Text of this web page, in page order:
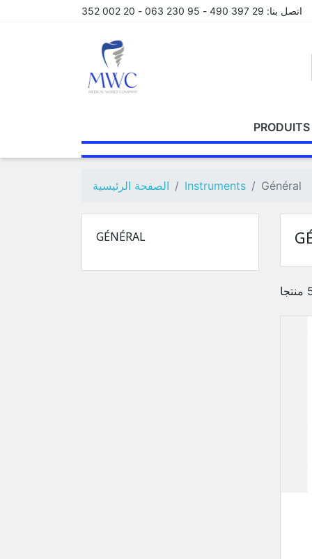
اتصل بنا: 29 397 490 - 95 230 063 - 20 002 352
PRODUITS
PRODUITS
PRODUITS
SCELLEMENT
ORTHODONTIE GÉNÉRAL
CONICAL PLUS LEGACY1 LEGACY3
FAUTEUIL RADIOLOGIE
CAMERA
ORAL
الصفحة الرئيسية Instruments Général
GÉNÉRAL